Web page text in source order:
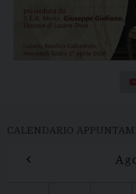
CALENDARIO
‹